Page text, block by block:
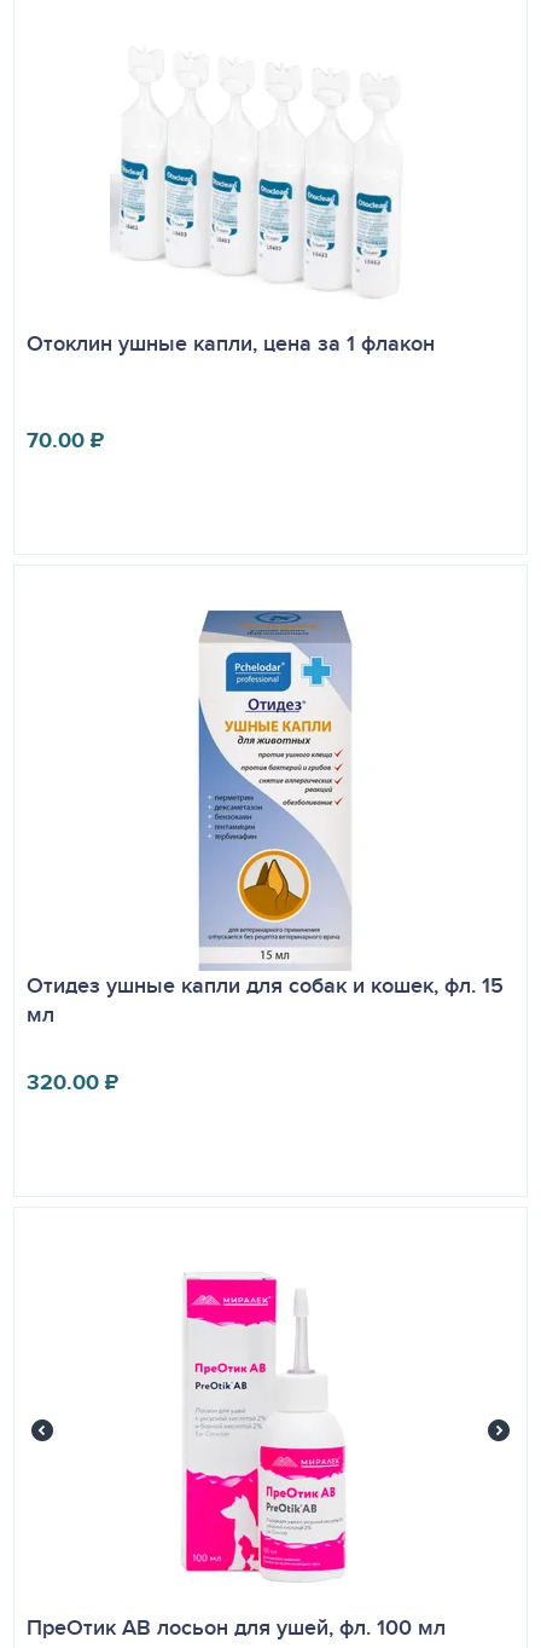
Отоклин ушные капли, цена за 1 флакон
70.00₽
Отидез ушные капли для собак и кошек, фл. 15
мл
320.00₽
ПреОтик АВ лосьон для ушей, фл. 100 мл